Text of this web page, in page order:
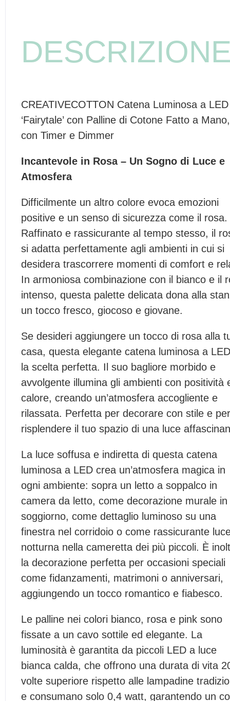
CREATIVECOTTON Catena Luminosa a LED
‘Fairytale’ con Palline di Cotone Fatto a Mano,
con Timer e Dimmer
Incantevole in Rosa – Un Sogno di Luce e
Atmosfera
Difficilmente un altro colore evoca emozioni
positive e un senso di sicurezza come il rosa.
Raffinato e rassicurante al tempo stesso, il
si adatta perfettamente agli ambienti in cui si
desidera trascorrere momenti di comfort e
In armoniosa combinazione con il bianco e il
intenso, questa palette delicata dona alla
un tocco fresco, giocoso e giovane.
Se desideri aggiungere un tocco di rosa alla
casa, questa elegante catena luminosa a
la scelta perfetta. Il suo bagliore morbido e
avvolgente illumina gli ambienti con positività
calore, creando un’atmosfera accogliente e
rilassata. Perfetta per decorare con stile e
risplendere il tuo spazio di una luce
La luce soffusa e indiretta di questa catena
luminosa a LED crea un’atmosfera magica in
ogni ambiente: sopra un letto a soppalco in
camera da letto, come decorazione murale in
soggiorno, come dettaglio luminoso su una
finestra nel corridoio o come rassicurante
notturna nella cameretta dei più piccoli. È
la decorazione perfetta per occasioni speciali
come fidanzamenti, matrimoni o anniversari,
aggiungendo un tocco romantico e fiabesco.
Le palline nei colori bianco, rosa e pink sono
fissate a un cavo sottile ed elegante. La
luminosità è garantita da piccoli LED a luce
bianca calda, che offrono una durata di vita
volte superiore rispetto alle lampadine
e consumano solo 0,4 watt, garantendo un